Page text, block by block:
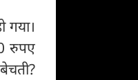
गया।
रुपए